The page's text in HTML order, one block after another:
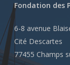
Fondation des
6-8 avenue
Cité Descartes
77455 Champs